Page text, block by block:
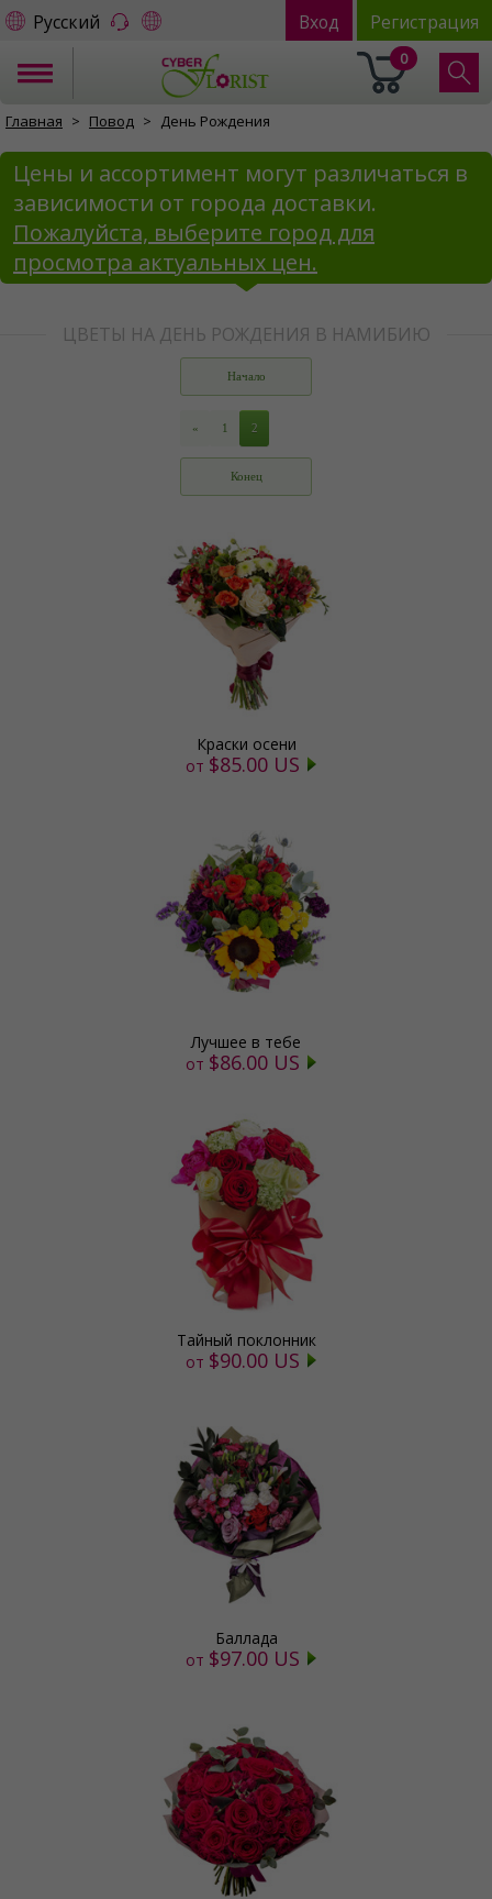
Русский Вход Регистрация
0
Главная Повод День Рождения
Цены и ассортимент могут различаться в
зависимости от города доставки.
Пожалуйста, выберите город для
просмотра актуальных цен.
ЦВЕТЫ НА ДЕНЬ РОЖДЕНИЯ В НАМИБИЮ
Начало
« 1 2
Конец
Краски осени
от $85.00 US
Лучшее в тебе
от $86.00 US
Тайный поклонник
от $90.00 US
Баллада
от $97.00 US